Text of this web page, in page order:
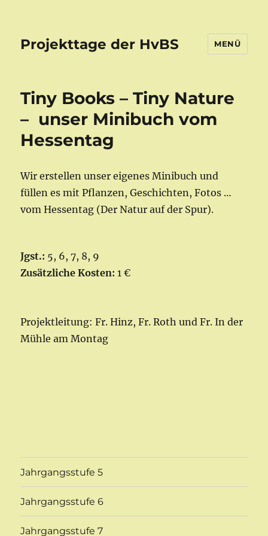
Projekttage der HvBS MENÜ
Tiny Books – Tiny Nature
– unser Minibuch vom
Hessentag
Wir erstellen unser eigenes Minibuch und
füllen es mit Pflanzen, Geschichten, Fotos …
vom Hessentag (Der Natur auf der Spur).
Jgst.: 5, 6, 7, 8, 9
Zusätzliche Kosten: 1 €
Projektleitung: Fr. Hinz, Fr. Roth und Fr. In der
Mühle am Montag
Jahrgangsstufe 5
Jahrgangsstufe 6
Jahrgangsstufe 7